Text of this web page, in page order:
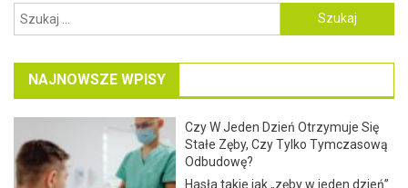
Szukaj:
NAJNOWSZE WPISY
Czy W Jeden Dzień Otrzymuje Się
Stałe Zęby, Czy Tylko Tymczasową
Odbudowę?
Hasła takie jak „zęby w jeden dzień”